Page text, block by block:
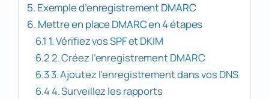
5. Exemple d’enregistrement DMARC
6. Mettre en place DMARC en 4 étapes
6.1 1. Vérifiez vos SPF et DKIM
6.2 2. Créez l’enregistrement DMARC
6.3 3. Ajoutez l’enregistrement dans vos DNS
6.4 4. Surveillez les rapports